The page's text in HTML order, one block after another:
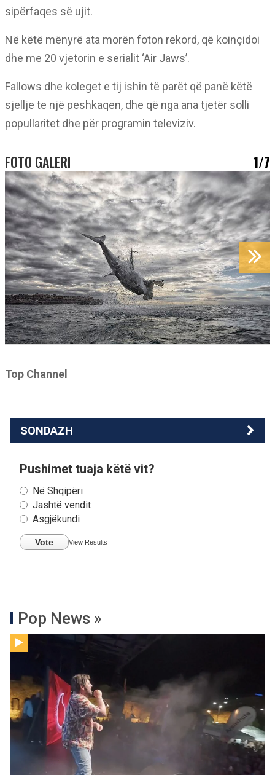
sipërfaqes së ujit.
Në këtë mënyrë ata morën foton rekord, që koinçidoi
dhe me 20 vjetorin e serialit ‘Air Jaws’.
Fallows dhe koleget e tij ishin të parët që panë këtë
sjellje te një peshkaqen, dhe që nga ana tjetër solli
popullaritet dhe për programin televiziv.
FOTO GALERI 1/7
Top Channel
SONDAZH
Pushimet tuaja këtë vit?
Në Shqipëri
Jashtë vendit
Asgjëkundi
Vote View Results
Pop News »